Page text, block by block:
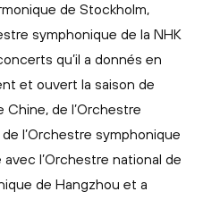
de Stockholm,
symphonique de la NHK
qu’il a donnés en
et ouvert la saison de
Chine, de l’Orchestre
l’Orchestre symphonique
l’Orchestre national de
de Hangzhou et a